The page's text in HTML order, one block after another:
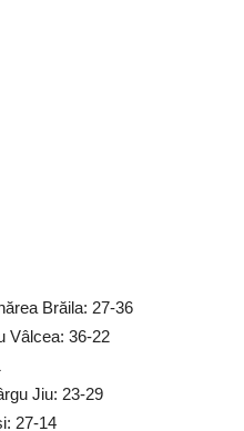
Brăila: 27-36
Vâlcea: 36-22
Jiu: 23-29
27-14